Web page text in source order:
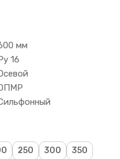
мм
16
250 300
350